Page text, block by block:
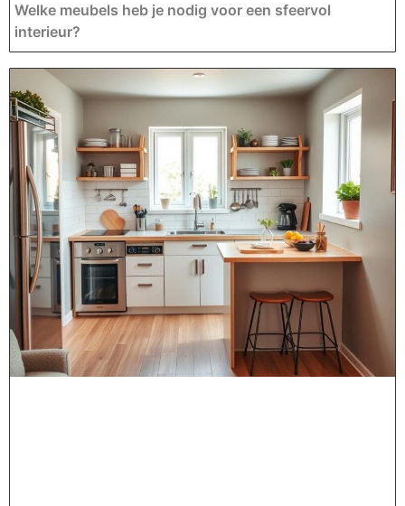
Welke meubels heb je nodig voor een sfeervol
interieur?